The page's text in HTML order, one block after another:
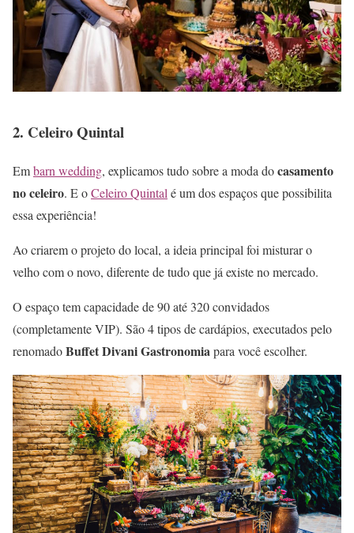
2. Celeiro Quintal
Embarn wedding, explicamos tudo sobre a moda docasamento
no celeiro. E oCeleiro Quintal é um dos espaços que possibilita
essa experiência!
Ao criarem o projeto do local, a ideia principal foi misturar o
velho com o novo, diferente de tudo que já existe no mercado.
O espaço tem capacidade de 90 até 320 convidados
(completamente VIP). São 4 tipos de cardápios, executados pelo
renomadoBuffet Divani Gastronomiapara você escolher.